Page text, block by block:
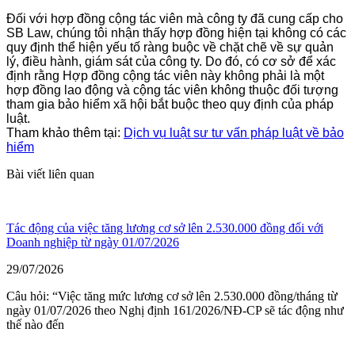
Đối với hợp đồng cộng tác viên mà công ty đã cung cấp cho
SB Law, chúng tôi nhận thấy hợp đồng hiện tại không có các
quy định thể hiện yếu tố ràng buộc về chặt chẽ về sự quản
lý, điều hành, giám sát của công ty. Do đó, có cơ sở để xác
định rằng Hợp đồng cộng tác viên này không phải là một
hợp đồng lao động và cộng tác viên không thuộc đối tượng
tham gia bảo hiểm xã hội bắt buộc theo quy định của pháp
luật.
Tham khảo thêm tại: Dịch vụ luật sư tư vấn pháp luật về bảo
hiểm
Bài viết liên quan
Tác động của việc tăng lương cơ sở lên 2.530.000 đồng đối với
Doanh nghiệp từ ngày 01/07/2026
29/07/2026
Câu hỏi: “Việc tăng mức lương cơ sở lên 2.530.000 đồng/tháng từ
ngày 01/07/2026 theo Nghị định 161/2026/NĐ-CP sẽ tác động như
thế nào đến